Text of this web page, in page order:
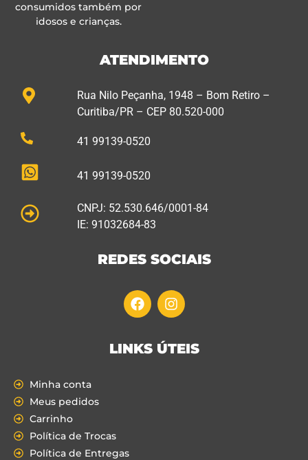
consumidos também por
idosos e crianças.
ATENDIMENTO
Rua Nilo Peçanha, 1948 – Bom Retiro –
Curitiba/PR – CEP 80.520-000
41 99139-0520
41 99139-0520
CNPJ: 52.530.646/0001-84
IE: 91032684-83
REDES SOCIAIS
LINKS ÚTEIS
Minha conta
Meus pedidos
Carrinho
Política de Trocas
Política de Entregas